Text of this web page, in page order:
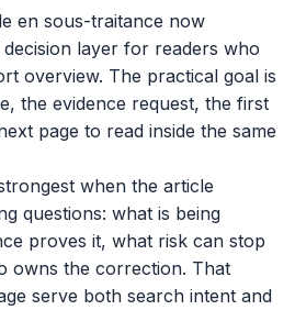
en sous-traitance now
layer for readers who
overview. The practical goal is
the evidence request, the first
page to read inside the same
when the article
questions: what is being
proves it, what risk can stop
owns the correction. That
serve both search intent and